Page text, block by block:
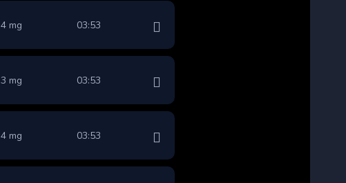
4 mg 03:53
3 mg 03:53
4 mg 03:53